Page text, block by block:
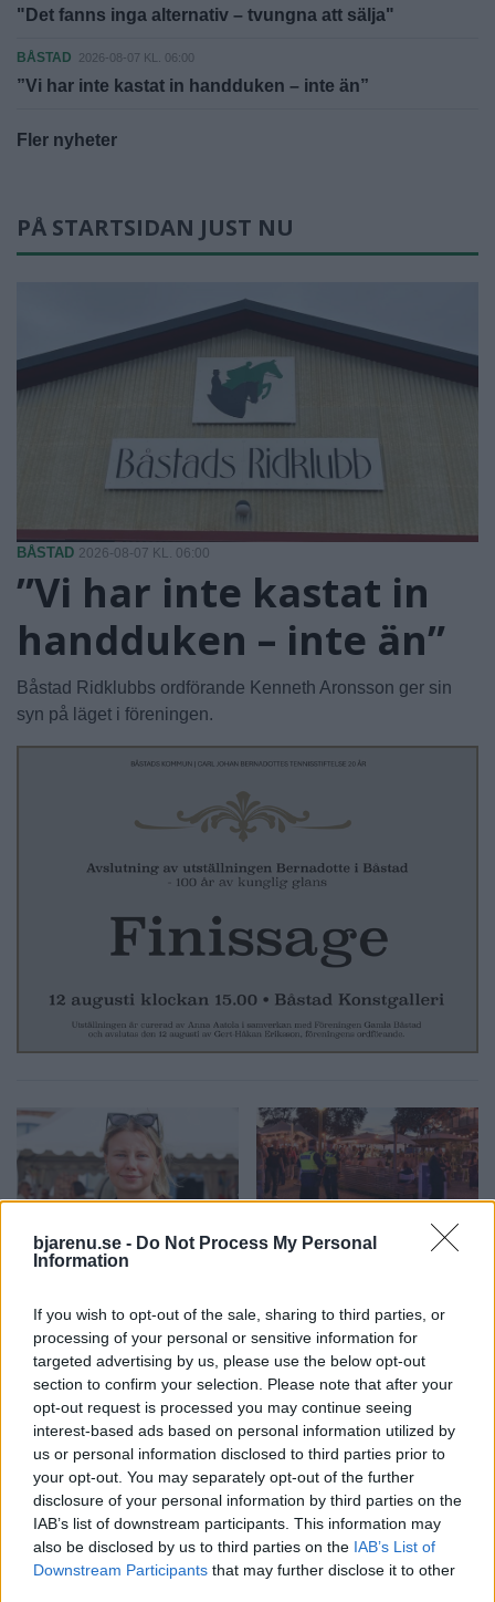
bjarenu.se - Do Not Process My Personal
Information
If you wish to opt-out of the sale, sharing to third parties, or
processing of your personal or sensitive information for
targeted advertising by us, please use the below opt-out
section to confirm your selection. Please note that after your
opt-out request is processed you may continue seeing
interest-based ads based on personal information utilized by
us or personal information disclosed to third parties prior to
your opt-out. You may separately opt-out of the further
disclosure of your personal information by third parties on the
IAB’s list of downstream participants. This information may
also be disclosed by us to third parties on the IAB’s List of
Downstream Participants that may further disclose it to other
"Det fanns inga alternativ – tvungna att sälja"
BÅSTAD 2026-08-07 KL. 06:00
”Vi har inte kastat in handduken – inte än”
Fler nyheter
PÅ STARTSIDAN JUST NU
BÅSTAD 2026-08-07 KL. 06:00
”Vi har inte kastat in
handduken – inte än”
Båstad Ridklubbs ordförande Kenneth Aronsson ger sin
syn på läget i föreningen.
BÅSTAD 2026-08-06 KL. 15:00
hittar lugnet i
Båstad: "Det är så
jävla mysigt här"
Prisbelönta skådespelaren
berättar om livet mellan
starka roller, framtida projekt
och råden till unga med
skådespelardrömmar.
BJÄRE 2026-08-06 KL. 06:00
"Brottsligheten
sticker inte ut
under sommaren"
Några misshandelsfall,
narkotikabrott, några stölder
och fortsatt många
bredrägerier.